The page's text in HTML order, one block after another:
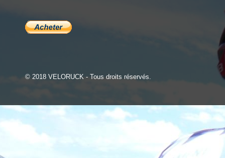
© 2018 VELORUCK - Tous droits réservés.